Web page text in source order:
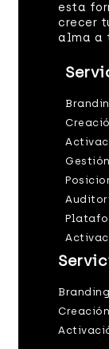
esta
crecer
alma a
Branding